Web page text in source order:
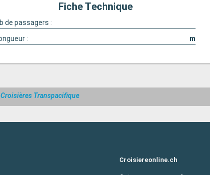
Fiche Technique
de passagers :
: m
Croisières Transpacifique
Croisiereonline.ch